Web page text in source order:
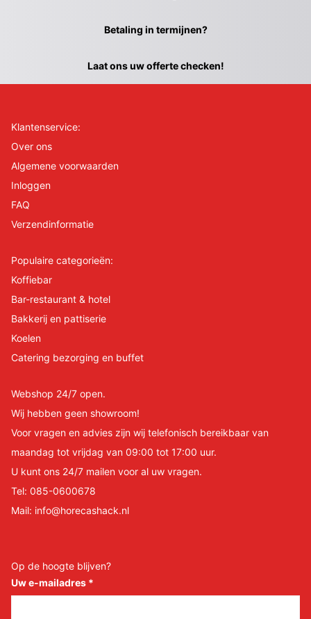
Betaling in termijnen?
Laat ons uw offerte checken!
Klantenservice:
Over ons
Algemene voorwaarden
Inloggen
FAQ
Verzendinformatie
Populaire categorieën:
Koffiebar
Bar-restaurant & hotel
Bakkerij en pattiserie
Koelen
Catering bezorging en buffet
Webshop 24/7 open.
Wij hebben geen showroom!
Voor vragen en advies zijn wij telefonisch bereikbaar van
maandag tot vrijdag van 09:00 tot 17:00 uur.
U kunt ons 24/7 mailen voor al uw vragen.
Tel: 085-0600678
Mail: info@horecashack.nl
Op de hoogte blijven?
Uw e-mailadres *